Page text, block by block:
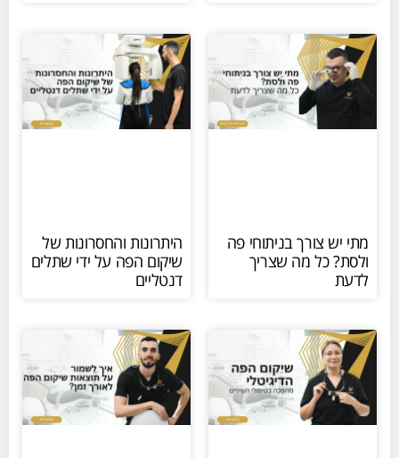
מתי יש צורך בניתוחי פה
ולסת? כל מה שצריך
לדעת
היתרונות והחסרונות של
שיקום הפה על ידי שתלים
דנטליים